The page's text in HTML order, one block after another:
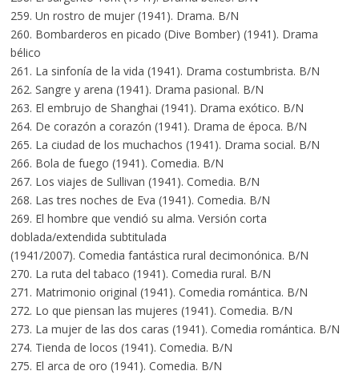
259. Un rostro de mujer (1941). Drama. B/N
260. Bombarderos en picado (Dive Bomber) (1941). Drama
bélico
261. La sinfonía de la vida (1941). Drama costumbrista. B/N
262. Sangre y arena (1941). Drama pasional. B/N
263. El embrujo de Shanghai (1941). Drama exótico. B/N
264. De corazón a corazón (1941). Drama de época. B/N
265. La ciudad de los muchachos (1941). Drama social. B/N
266. Bola de fuego (1941). Comedia. B/N
267. Los viajes de Sullivan (1941). Comedia. B/N
268. Las tres noches de Eva (1941). Comedia. B/N
269. El hombre que vendió su alma. Versión corta
doblada/extendida subtitulada
(1941/2007). Comedia fantástica rural decimonónica. B/N
270. La ruta del tabaco (1941). Comedia rural. B/N
271. Matrimonio original (1941). Comedia romántica. B/N
272. Lo que piensan las mujeres (1941). Comedia. B/N
273. La mujer de las dos caras (1941). Comedia romántica. B/N
274. Tienda de locos (1941). Comedia. B/N
275. El arca de oro (1941). Comedia. B/N